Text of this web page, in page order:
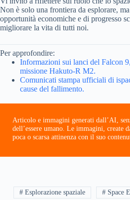
Non è solo una frontiera da esplorare,
opportunità economiche e di progresso
migliorare la vita di tutti noi.
Per approfondire:
Informazioni sui lanci del Falcon
missione Hakuto-R M2.
Comunicati stampa ufficiali di
cause del fallimento.
Articolo e immagini generati dall’AI,
dell’essere umano. Le immagini, create
poca o scarsa attinenza con il suo
# Esplorazione spaziale # Space